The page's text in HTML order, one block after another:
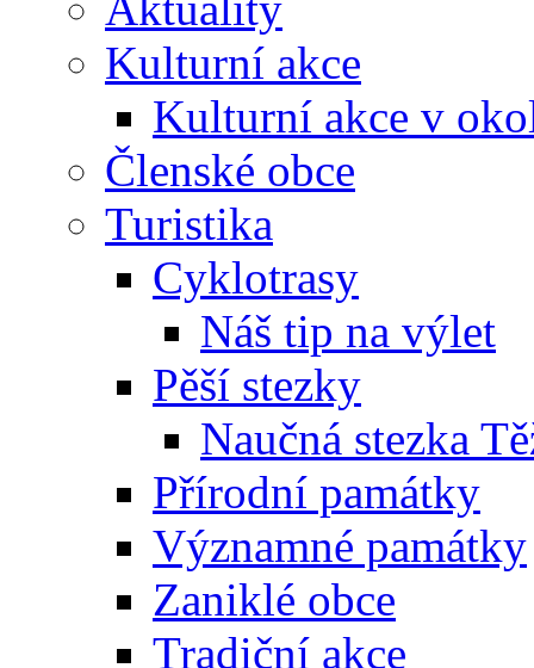
Kulturní akce
Kulturní akce v
Členské obce
Turistika
Cyklotrasy
Náš tip na výlet
Pěší stezky
Naučná stezka
Přírodní památky
Významné památky
Zaniklé obce
Tradiční akce